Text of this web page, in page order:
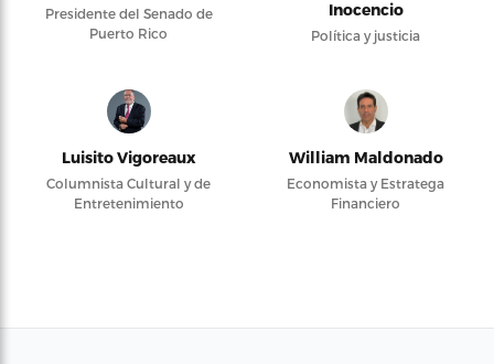
Presidente del Senado de
Puerto Rico
Inocencio
Política y justicia
Luisito Vigoreaux
Columnista Cultural y de
Entretenimiento
William Maldonado
Economista y Estratega
Financiero